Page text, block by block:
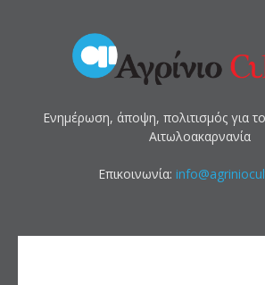
Ενημέρωση, άποψη, πολιτισμός για το
Αιτωλοακαρνανία
Επικοινωνία: